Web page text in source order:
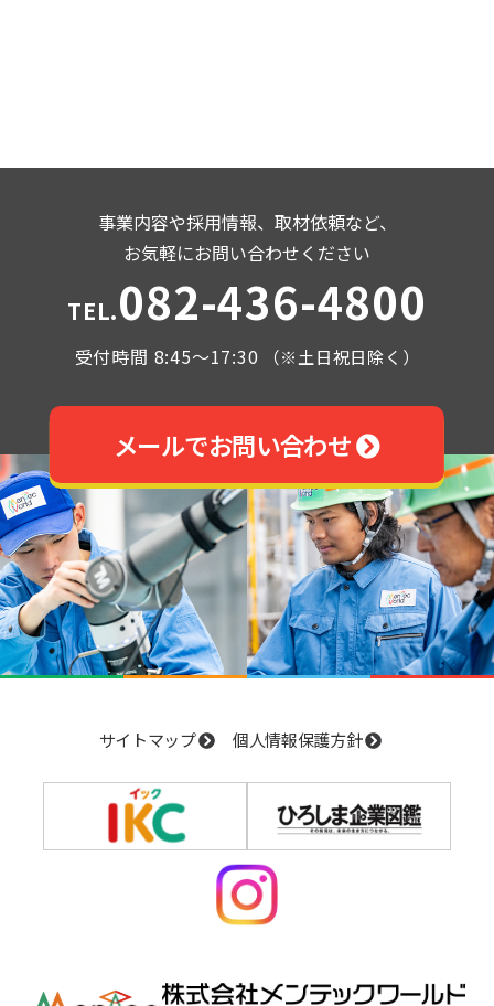
事業内容や採用情報、取材依頼など、
お気軽にお問い合わせください
TEL.082-436-4800
受付時間 8:45～17:30 （※土日祝日除く）
メールでお問い合わせ
サイトマップ 個人情報保護方針